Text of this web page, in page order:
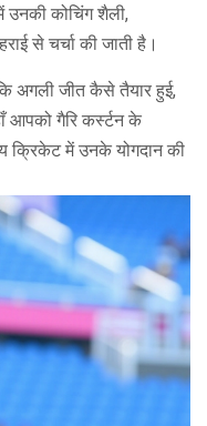
कोचिंग शैली,
से चर्चा की जाती है।
अगली जीत कैसे तैयार हुई,
आपको गैरि कर्स्टन के
क्रिकेट में उनके योगदान की